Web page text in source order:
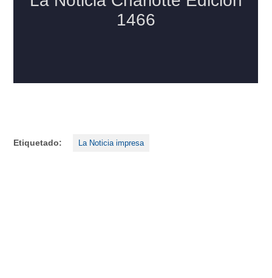
Etiquetado: La Noticia impresa